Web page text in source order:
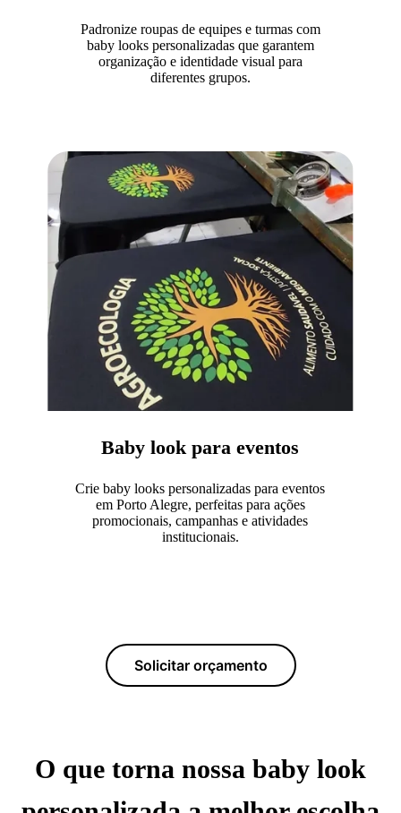
Padronize roupas de equipes e turmas com
baby looks personalizadas que garantem
organização e identidade visual para
diferentes grupos.
Baby look para eventos
Crie baby looks personalizadas para eventos
em Porto Alegre, perfeitas para ações
promocionais, campanhas e atividades
institucionais.
Solicitar orçamento
O que torna nossa baby look